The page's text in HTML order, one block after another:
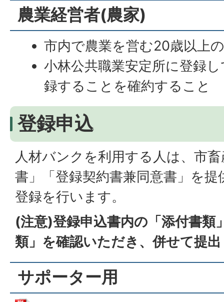
農業経営者(農家)
市内で農業を営む20歳以上
小林公共職業安定所に登録
録することを確約すること
登録申込
人材バンクを利用する人は、市
書」「登録契約書兼同意書」を
登録を行います。
(注意)登録申込書内の「添付書類
類」を確認いただき、併せて提
サポーター用